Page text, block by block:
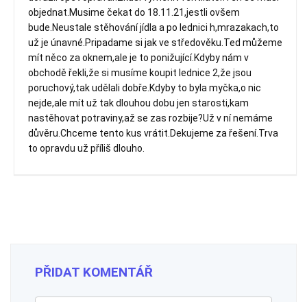
objednat.Musime čekat do 18.11.21,jestli ovšem
bude.Neustale stěhování jídla a po lednici h,mrazakach,to
už je únavné.Pripadame si jak ve středověku.Ted můžeme
mít něco za oknem,ale je to ponižující.Kdyby nám v
obchodě řekli,že si musíme koupit lednice 2,že jsou
poruchový,tak udělali dobře.Kdyby to byla myčka,o nic
nejde,ale mít už tak dlouhou dobu jen starosti,kam
nastěhovat potraviny,až se zas rozbije?Už v ní nemáme
důvěru.Chceme tento kus vrátit.Dekujeme za řešení.Trva
to opravdu už příliš dlouho.
PŘIDAT KOMENTÁŘ